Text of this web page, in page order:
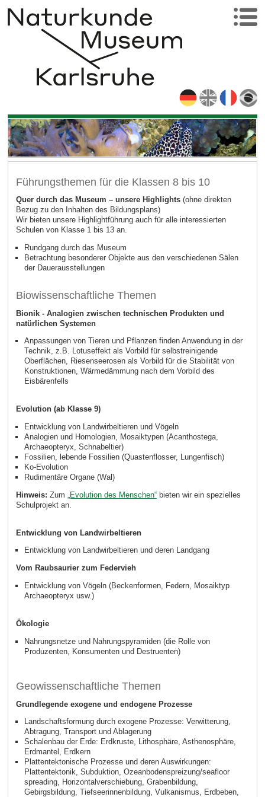
Führungsthemen für die Klassen 8 bis 10
Quer durch das Museum – unsere Highlights (ohne direkten
Bezug zu den Inhalten des Bildungsplans)
Wir bieten unsere Highlightführung auch für alle interessierten
Schulen von Klasse 1 bis 13 an.
Rundgang durch das Museum
Betrachtung besonderer Objekte aus den verschiedenen Sälen
der Dauerausstellungen
Biowissenschaftliche Themen
Bionik - Analogien zwischen technischen Produkten und
natürlichen Systemen
Anpassungen von Tieren und Pflanzen finden Anwendung in der
Technik, z.B. Lotuseffekt als Vorbild für selbstreinigende
Oberflächen, Riesenseerosen als Vorbild für die Stabilität von
Konstruktionen, Wärmedämmung nach dem Vorbild des
Eisbärenfells
Evolution (ab Klasse 9)
Entwicklung von Landwirbeltieren und Vögeln
Analogien und Homologien, Mosaiktypen (Acanthostega,
Archaeopteryx, Schnabeltier)
Fossilien, lebende Fossilien (Quastenflosser, Lungenfisch)
Ko-Evolution
Rudimentäre Organe (Wal)
Hinweis: Zum „Evolution des Menschen“bieten wir ein spezielles
Schulprojekt an.
Entwicklung von Landwirbeltieren
Entwicklung von Landwirbeltieren und deren Landgang
Vom Raubsaurier zum Federvieh
Entwicklung von Vögeln (Beckenformen, Federn, Mosaiktyp
Archaeopteryx usw.)
Ökologie
Nahrungsnetze und Nahrungspyramiden (die Rolle von
Produzenten, Konsumenten und Destruenten)
Geowissenschaftliche Themen
Grundlegende exogene und endogene Prozesse
Landschaftsformung durch exogene Prozesse: Verwitterung,
Abtragung, Transport und Ablagerung
Schalenbau der Erde: Erdkruste, Lithosphäre, Asthenosphäre,
Erdmantel, Erdkern
Plattentektonische Prozesse und deren Auswirkungen:
Plattentektonik, Subduktion, Ozeanbodenspreizung/seafloor
spreading, Horizontalverschiebung, Grabenbildung,
Gebirgsbildung, Tiefseerinnenbildung, Vulkanismus, Erdbeben,